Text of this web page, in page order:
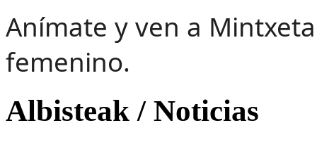
Anímate y ven a
femenino.
Albisteak / Noticias